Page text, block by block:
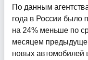
По данным
года в России было
на 24% меньше по
месяцем
новых автомобилей